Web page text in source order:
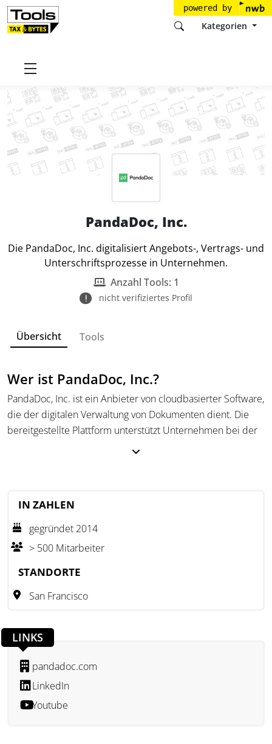
powered by
Kategorien
Startseite
PandaDoc, Inc.
Die PandaDoc, Inc. digitalisiert Angebots-, Vertrags- und
Unterschriftsprozesse in Unternehmen.
Anzahl Tools: 1
nicht verifiziertes Profil
Übersicht Tools
Wer ist PandaDoc, Inc.?
PandaDoc, Inc. ist ein Anbieter von cloudbasierter Software,
die der digitalen Verwaltung von Dokumenten dient. Die
bereitgestellte Plattform unterstützt Unternehmen bei der
ihre Kundenkommunikation professionalisieren und interne
Abläufe effizienter gestalten möchten. PandaDoc ist eine
Plattform, die Funktionen für das Vertragsmanagement, die
Unterschriften bereitstellt. Damit werden
HR und Administration optimiert.
IN ZAHLEN
gegründet 2014
> 500 Mitarbeiter
STANDORTE
San Francisco
LINKS
pandadoc.com
LinkedIn
Youtube